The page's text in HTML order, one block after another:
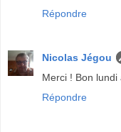
Répondre
Nicolas Jégou
Merci ! Bon lundi
Répondre